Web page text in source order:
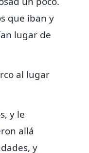
que iban y
lugar de
al lugar
y le
allá
y